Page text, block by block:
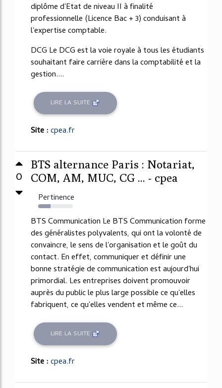
diplôme d'Etat de niveau II à finalité
professionnelle (Licence Bac + 3) conduisant à
l'expertise comptable.
DCG Le DCG est la voie royale à tous les étudiants
souhaitant faire carrière dans la comptabilité et la
gestion....
LIRE LA SUITE
Site :cpea.fr
0
BTS alternance Paris : Notariat,
COM, AM, MUC, CG ... - cpea
Pertinence
35%
BTS Communication Le BTS Communication forme
des généralistes polyvalents, qui ont la volonté de
convaincre, le sens de l'organisation et le goût du
contact. En effet, communiquer et définir une
bonne stratégie de communication est aujourd'hui
primordial. Les entreprises doivent promouvoir
auprès du public le plus large possible ce qu'elles
fabriquent, ce qu'elles vendent et même ce...
LIRE LA SUITE
Site :cpea.fr